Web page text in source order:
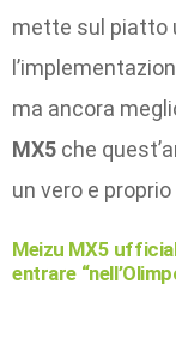
mette sul piatto
ma ancora
MX5 che
un vero e
Meizu MX5
entrare